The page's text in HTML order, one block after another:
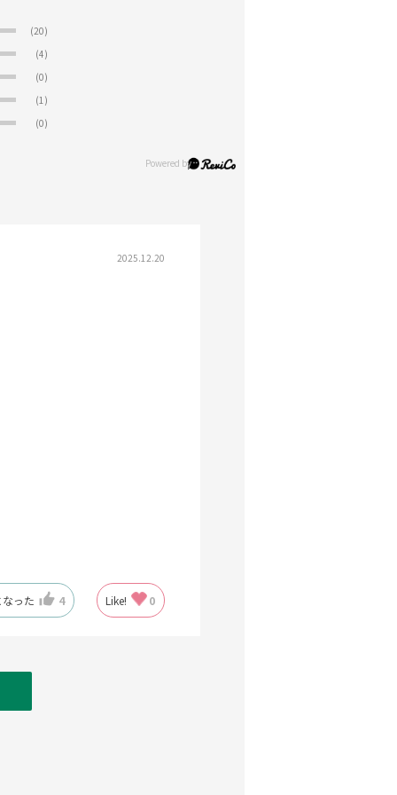
(20)
(4)
(0)
(1)
(0)
2025.12.20
った 4 Like! 0